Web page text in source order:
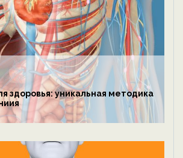
здоровья: уникальная методика